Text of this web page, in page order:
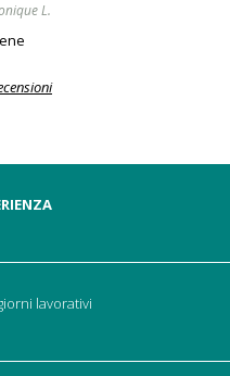
L.
lavorativi